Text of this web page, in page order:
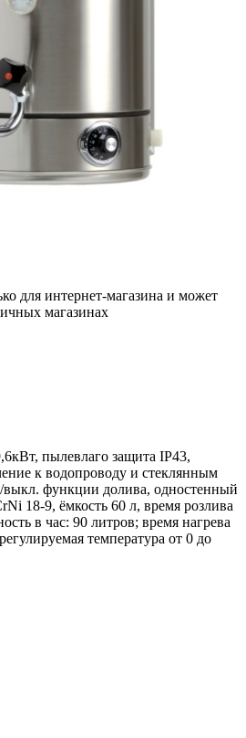
для интернет-магазина и может
магазинах
пылевлаго защита IP43,
к водопроводу и стеклянным
функции долива, одностенный
18-9, ёмкость 60 л, время розлива
в час: 90 литров; время нагрева
температура от 0 до